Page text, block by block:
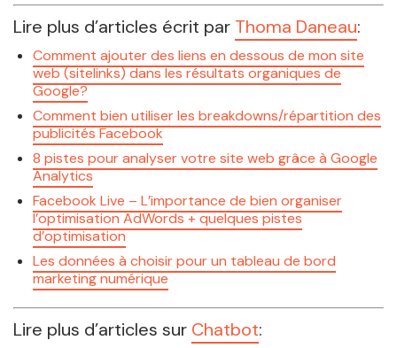
Lire plus d’articles écrit par Thoma Daneau:
Comment ajouter des liens en dessous de mon site
web (sitelinks) dans les résultats organiques de
Google?
Comment bien utiliser les breakdowns/répartition des
publicités Facebook
8 pistes pour analyser votre site web grâce à Google
Analytics
Facebook Live – L’importance de bien organiser
l’optimisation AdWords + quelques pistes
d’optimisation
Les données à choisir pour un tableau de bord
marketing numérique
Lire plus d’articles sur Chatbot: